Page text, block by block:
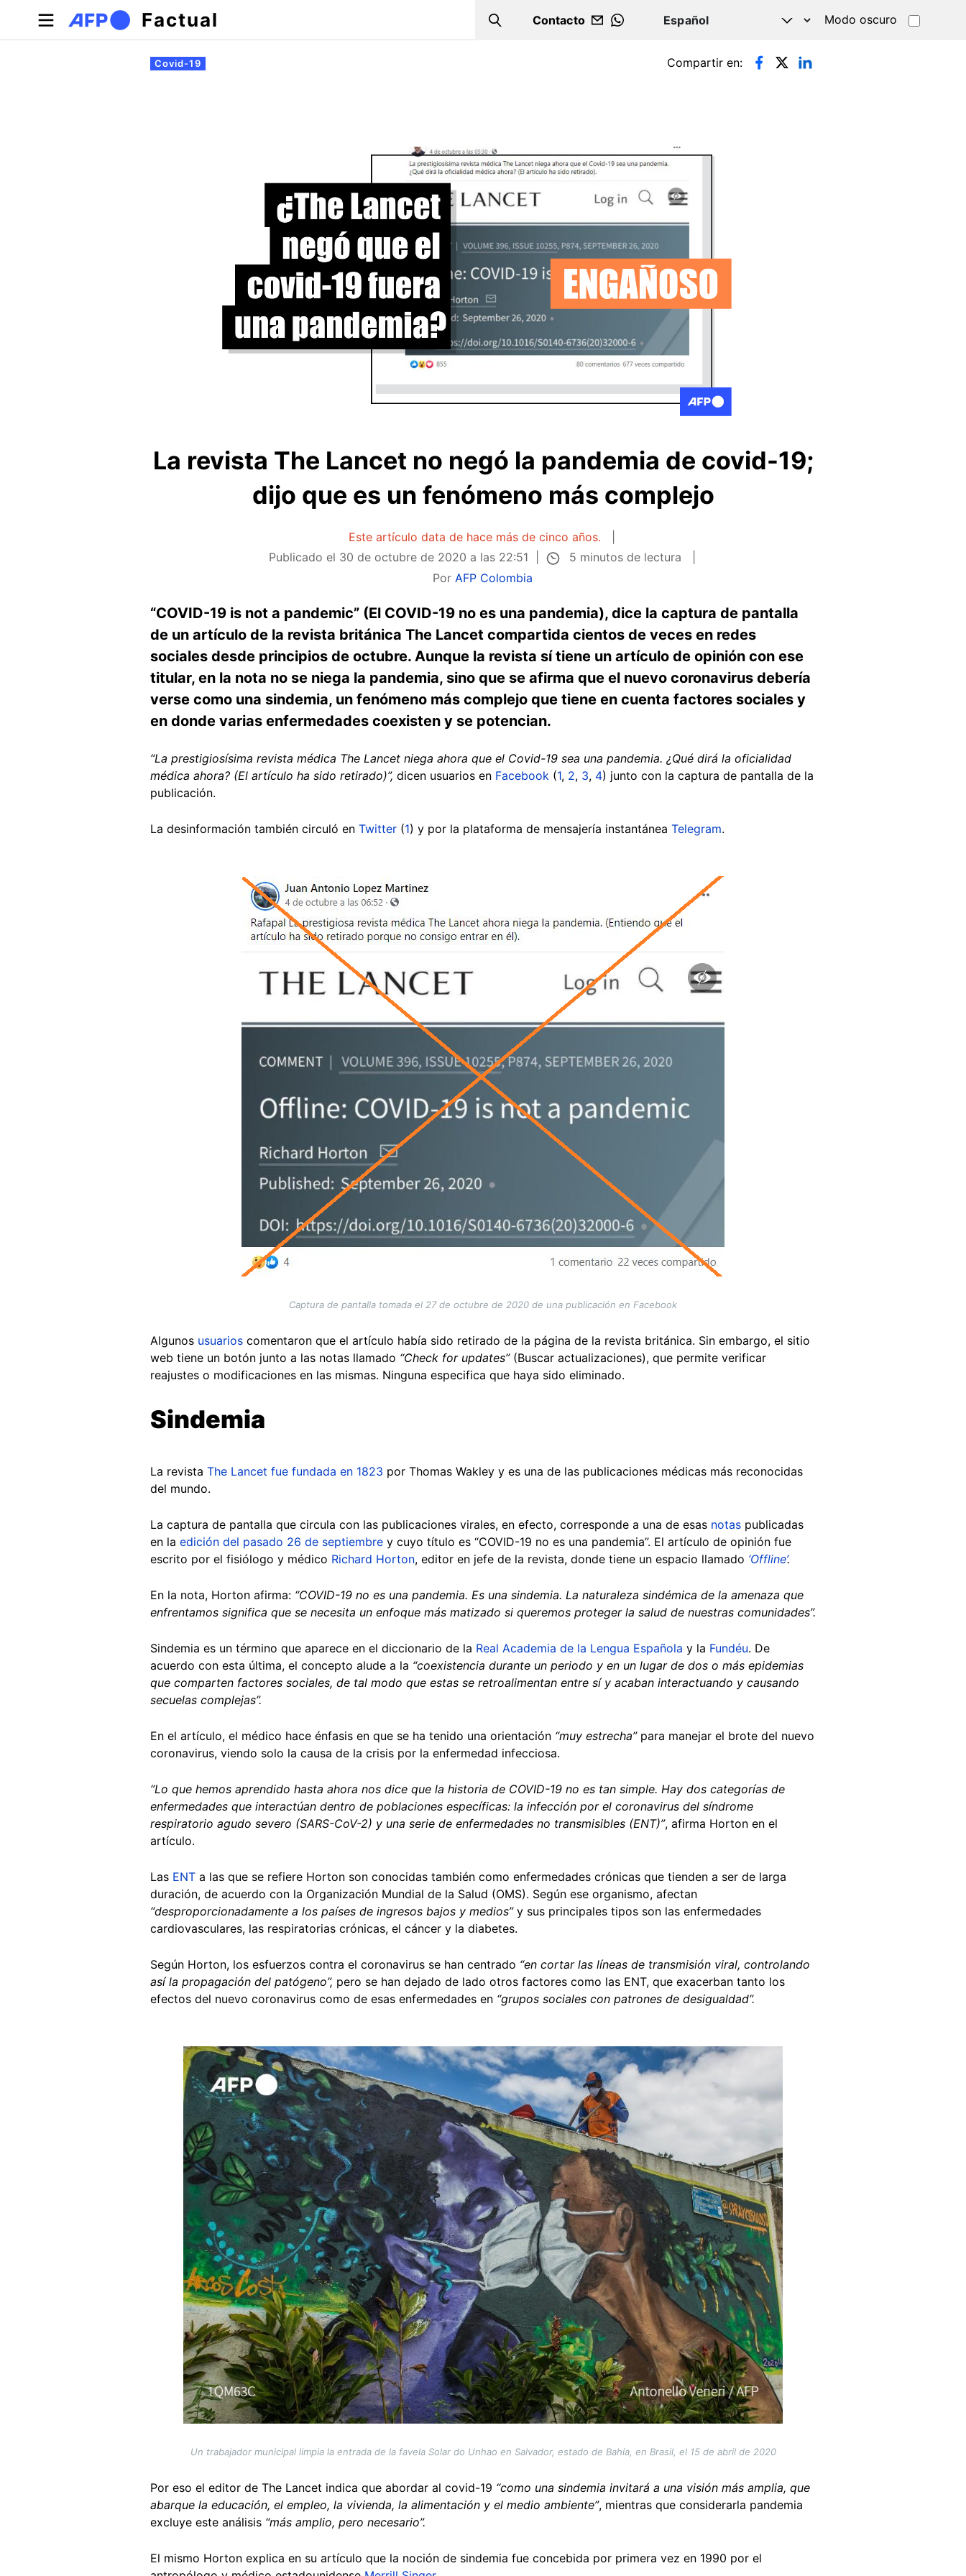
Pasar al contenido principal
Factual Search
Contacto
WHATSAPP
Modo oscuro
Solapas principales
Covid-19 Compartir en:
La revista The Lancet no negó la pandemia de covid-19;
dijo que es un fenómeno más complejo
Este artículo data de hace más de cinco años.
Publicado el 30 de octubre de 2020 a las 22:51
5 minutos de lectura
Por AFP Colombia
“COVID-19 is not a pandemic” (El COVID-19 no es una pandemia), dice la captura de pantalla
de un artículo de la revista británica The Lancet compartida cientos de veces en redes
sociales desde principios de octubre. Aunque la revista sí tiene un artículo de opinión con ese
titular, en la nota no se niega la pandemia, sino que se afirma que el nuevo coronavirus debería
verse como una sindemia, un fenómeno más complejo que tiene en cuenta factores sociales y
en donde varias enfermedades coexisten y se potencian.
“La prestigiosísima revista médica The Lancet niega ahora que el Covid-19 sea una pandemia. ¿Qué dirá la oficialidad
médica ahora? (El artículo ha sido retirado)”, dicen usuarios en Facebook (1, 2, 3, 4) junto con la captura de pantalla de la
publicación.
La desinformación también circuló en Twitter (1) y por la plataforma de mensajería instantánea Telegram.
Captura de pantalla tomada el 27 de octubre de 2020 de una publicación en Facebook
Algunos usuarios comentaron que el artículo había sido retirado de la página de la revista británica. Sin embargo, el sitio
web tiene un botón junto a las notas llamado “Check for updates”(Buscar actualizaciones), que permite verificar
reajustes o modificaciones en las mismas. Ninguna especifica que haya sido eliminado.
Sindemia
La revista The Lancet fue fundada en 1823 por Thomas Wakley y es una de las publicaciones médicas más reconocidas
del mundo.
La captura de pantalla que circula con las publicaciones virales, en efecto, corresponde a una de esas notas publicadas
en la edición del pasado 26 de septiembre y cuyo título es “COVID-19 no es una pandemia”. El artículo de opinión fue
escrito por el fisiólogo y médico Richard Horton, editor en jefe de la revista, donde tiene un espacio llamado ‘Offline’.
En la nota, Horton afirma: “COVID-19 no es una pandemia. Es una sindemia. La naturaleza sindémica de la amenaza que
enfrentamos significa que se necesita un enfoque más matizado si queremos proteger la salud de nuestras comunidades”.
Sindemia es un término que aparece en el diccionario de la Real Academia de la Lengua Española y la Fundéu. De
acuerdo con esta última, el concepto alude a la “coexistencia durante un periodo y en un lugar de dos o más epidemias
que comparten factores sociales, de tal modo que estas se retroalimentan entre sí y acaban interactuando y causando
secuelas complejas”.
En el artículo, el médico hace énfasis en que se ha tenido una orientación “muy estrecha” para manejar el brote del nuevo
coronavirus, viendo solo la causa de la crisis por la enfermedad infecciosa.
“Lo que hemos aprendido hasta ahora nos dice que la historia de COVID-19 no es tan simple. Hay dos categorías de
enfermedades que interactúan dentro de poblaciones específicas: la infección por el coronavirus del síndrome
respiratorio agudo severo (SARS-CoV-2) y una serie de enfermedades no transmisibles (ENT)”, afirma Horton en el
artículo.
Las ENT a las que se refiere Horton son conocidas también como enfermedades crónicas que tienden a ser de larga
duración, de acuerdo con la Organización Mundial de la Salud (OMS). Según ese organismo, afectan
“desproporcionadamente a los países de ingresos bajos y medios” y sus principales tipos son las enfermedades
cardiovasculares, las respiratorias crónicas, el cáncer y la diabetes.
Según Horton, los esfuerzos contra el coronavirus se han centrado “en cortar las líneas de transmisión viral, controlando
así la propagación del patógeno”, pero se han dejado de lado otros factores como las ENT, que exacerban tanto los
efectos del nuevo coronavirus como de esas enfermedades en “grupos sociales con patrones de desigualdad”.
Image
Un trabajador municipal limpia la entrada de la favela Solar do Unhao en Salvador, estado de Bahía, en Brasil, el 15 de abril de 2020
Por eso el editor de The Lancet indica que abordar al covid-19 “como una sindemia invitará a una visión más amplia, que
abarque la educación, el empleo, la vivienda, la alimentación y el medio ambiente”, mientras que considerarla pandemia
excluye este análisis “más amplio, pero necesario”.
El mismo Horton explica en su artículo que la noción de sindemia fue concebida por primera vez en 1990 por el